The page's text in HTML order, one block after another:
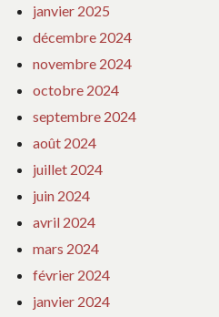
janvier 2025
décembre 2024
novembre 2024
octobre 2024
septembre 2024
août 2024
juillet 2024
juin 2024
avril 2024
mars 2024
février 2024
janvier 2024